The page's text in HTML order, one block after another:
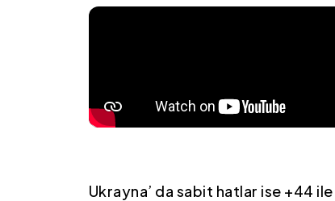
Ukrayna’ da sabit hatlar ise +44